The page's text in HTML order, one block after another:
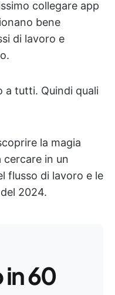
collegare app
bene
di lavoro e
a tutti. Quindi quali
la magia
cercare in un
flusso di lavoro e le
2024.
in 60